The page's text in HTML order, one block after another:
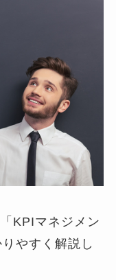
KPIマネジメン
やすく解説し